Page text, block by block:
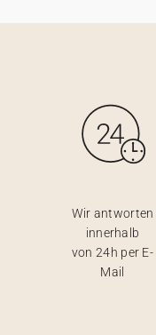
Wir antworten
innerhalb
von 24h per E-
Mail